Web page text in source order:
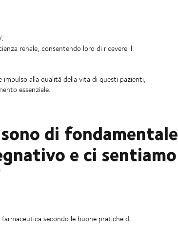
renale, consentendo loro di ricevere il
alla qualità della vita di questi pazienti,
essenziale.
di fondamentale
e ci sentiamo
secondo le buone pratiche di